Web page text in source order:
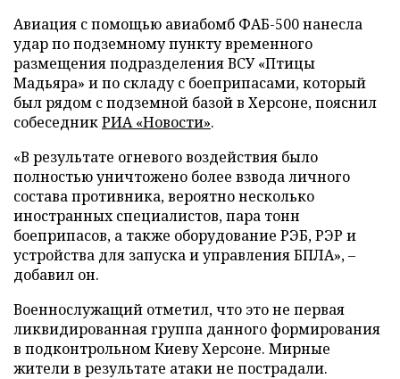
Авиация с помощью авиабомб ФАБ-500 нанесла
удар по подземному пункту временного
размещения подразделения ВСУ «Птицы
Мадьяра» и по складу с боеприпасами, который
был рядом с подземной базой в Херсоне, пояснил
собеседникРИА «Новости».
«В результате огневого воздействия было
полностью уничтожено более взвода личного
состава противника, вероятно несколько
иностранных специалистов, пара тонн
боеприпасов, а также оборудование РЭБ, РЭР и
устройства для запуска и управления БПЛА», –
добавил он.
Военнослужащий отметил, что это не первая
ликвидированная группа данного формирования
в подконтрольном Киеву Херсоне. Мирные
жители в результате атаки не пострадали.